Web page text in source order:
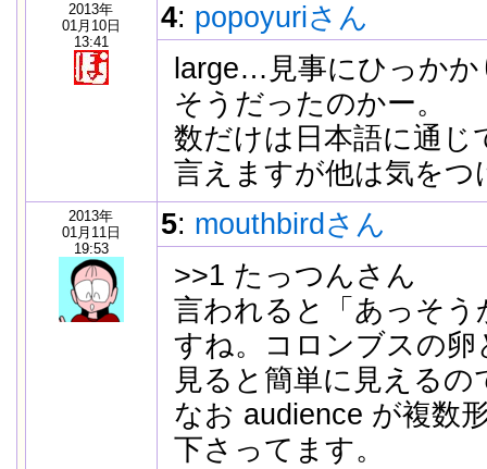
2013年
01月10日
13:41
4: popoyuriさん
large…見事にひっか
そうだったのかー。
数だけは日本語に通じ
言えますが他は気をつ
2013年
01月11日
19:53
5: mouthbirdさん
>>1 たっつんさん
言われると「あっそ
すね。コロンブスの
見ると簡単に見えるの
なお audience が複数
下さってます。